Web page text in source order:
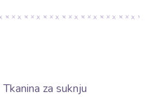
Tkanina za suknju